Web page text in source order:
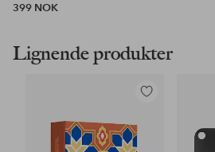
399 NOK
Lignende produkter
Legg
favoritter